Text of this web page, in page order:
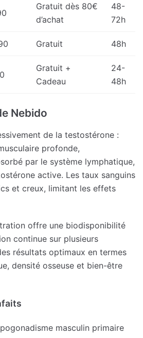
Gratuit dès 80€
d’achat
48-
72h
Gratuit 48h
Gratuit +
Cadeau
24-
48h
Nebido
de la testostérone :
profonde,
par le système lymphatique,
active. Les taux sanguins
et creux, limitant les effets
offre une biodisponibilité
continue sur plusieurs
résultats optimaux en termes
densité osseuse et bien-être
masculin primaire